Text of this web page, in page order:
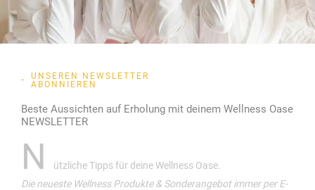
UNSEREN NEWSLETTER
ABONNIEREN
Beste Aussichten auf Erholung mit deinem Wellness Oase
NEWSLETTER
N
ützliche Tipps für deine Wellness Oase.
Die neueste Wellness Produkte & Sonderangebot immer per E-